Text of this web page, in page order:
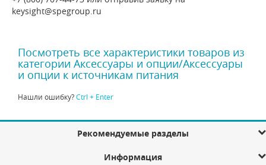
keysight@spegroup.ru
Посмотреть все характеристики товаров из
категории Аксессуары и опции/Аксессуары
и опции к источникам питания
Нашли ошибку?Ctrl + Enter
Рекомендуемые разделы
Информация